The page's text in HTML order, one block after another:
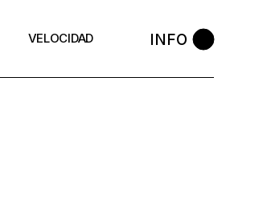
VELOCIDAD INFO